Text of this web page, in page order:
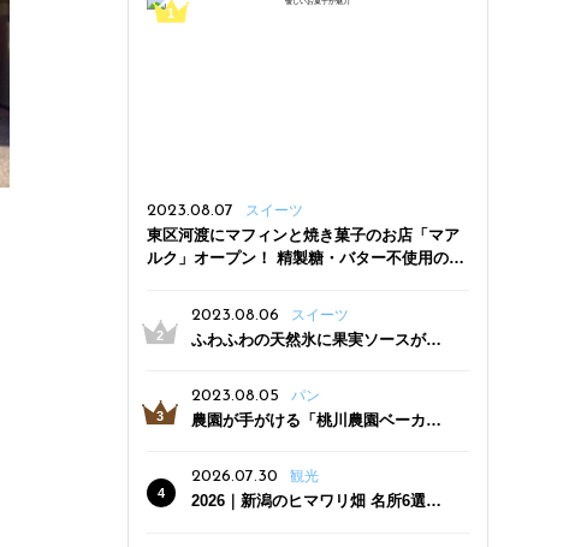
2023.08.07 スイーツ
東区河渡にマフィンと焼き菓子のお店「マア
ルク」オープン！ 精製糖・バター不使用の体
2023.08.06
スイーツ
ふわふわの天然氷に果実ソースがた
三条駅近くにオープン
2023.08.05 パン
農園が手がける「桃川農園ベーカリ
った焼きたてパンのほか、ジェラー
トやスムージーも
2026.07.30 観光
2026｜新潟のヒマワリ畑 名所6選